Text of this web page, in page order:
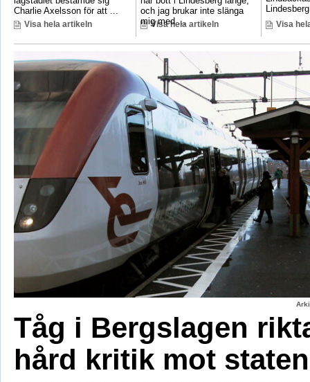
Charlie Axelsson för att ...
Visa hela artikeln
och jag brukar inte slänga
mig med ...
Visa hela artikeln Visa
Tåg i Bergslagen
hård kritik mot staten